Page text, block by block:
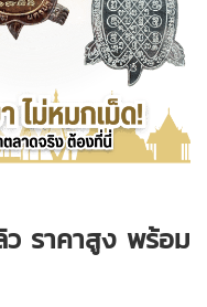
ว ราคาสูง พร้อม